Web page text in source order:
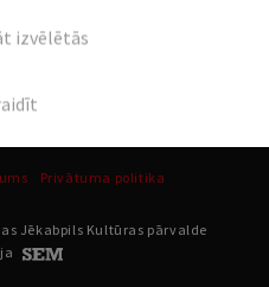
Privātuma politika
Jēkabpils Kultūras pārvalde
izvēlētās